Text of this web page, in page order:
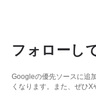
フォローし
Googleの優先ソースに追
くなります。また、ぜひX